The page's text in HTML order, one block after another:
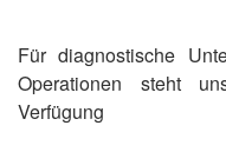
Für diagnostische
Operationen steht
Verfügung